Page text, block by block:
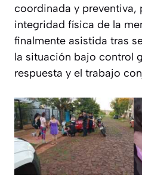
coordinada y preventiva,
integridad física de la
finalmente asistida tras
la situación bajo control
respuesta y el trabajo